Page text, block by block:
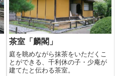
茶室「麟閣」
庭を眺めながら抹茶をいただくこ
とができる、千利休の子・少庵が
建てたと伝わる茶室。